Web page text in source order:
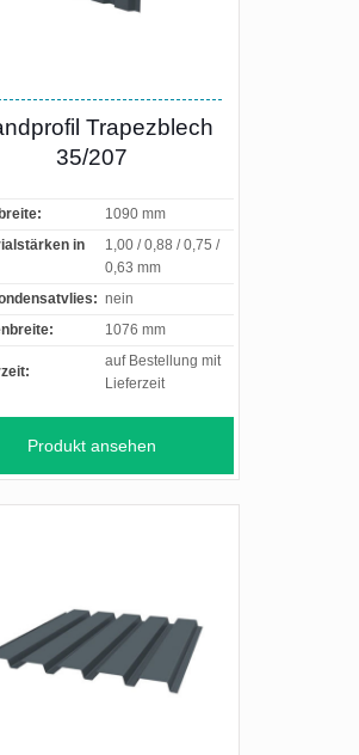
Trapezblech
35/207
1090 mm
in
1,00 / 0,88 / 0,75 /
0,63 mm
nein
1076 mm
auf Bestellung mit
Lieferzeit
Produkt ansehen